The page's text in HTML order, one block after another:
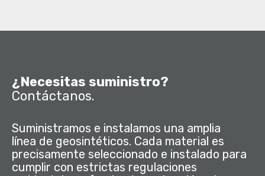
¿Necesitas suministro?
Contáctanos.
Suministramos e instalamos una amplia
línea de geosintéticos. Cada material es
precisamente seleccionado e instalado para
cumplir con estrictas regulaciones